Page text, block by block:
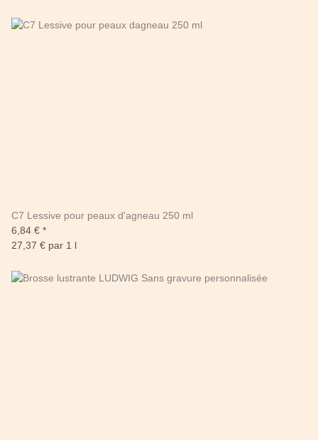
C7 Lessive pour peaux d'agneau 250 ml
6,84 € *
27,37 € par 1 l